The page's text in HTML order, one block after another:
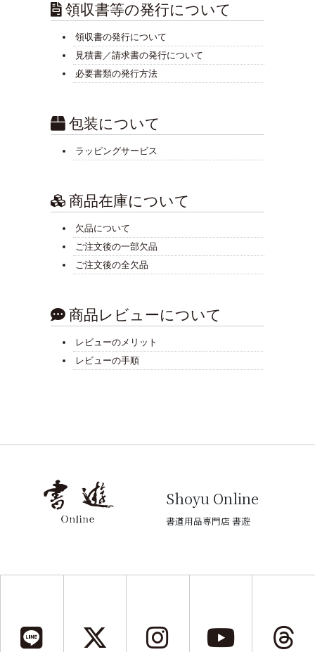
領収書等の発行について
領収書の発行について
見積書／請求書の発行について
必要書類の発行方法
包装について
ラッピングサービス
商品在庫について
欠品について
ご注文後の一部欠品
ご注文後の全欠品
商品レビューについて
レビューのメリット
レビューの手順
Shoyu Online
書道用品専門店 書遊